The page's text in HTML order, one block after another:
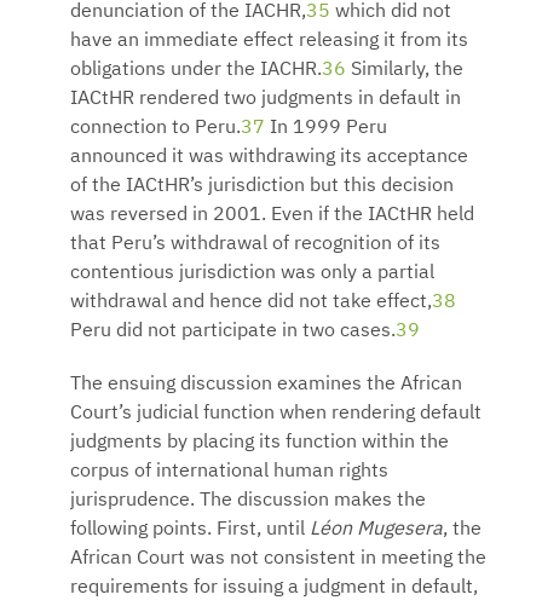
denunciation of the IACHR,35 which did not
have an immediate effect releasing it from its
obligations under the IACHR.36 Similarly, the
IACtHR rendered two judgments in default in
connection to Peru.37 In 1999 Peru
announced it was withdrawing its acceptance
of the IACtHR’s jurisdiction but this decision
was reversed in 2001. Even if the IACtHR held
that Peru’s withdrawal of recognition of its
contentious jurisdiction was only a partial
withdrawal and hence did not take effect,38
Peru did not participate in two cases.39
The ensuing discussion examines the African
Court’s judicial function when rendering default
judgments by placing its function within the
corpus of international human rights
jurisprudence. The discussion makes the
following points. First, until Léon Mugesera, the
African Court was not consistent in meeting the
requirements for issuing a judgment in default,